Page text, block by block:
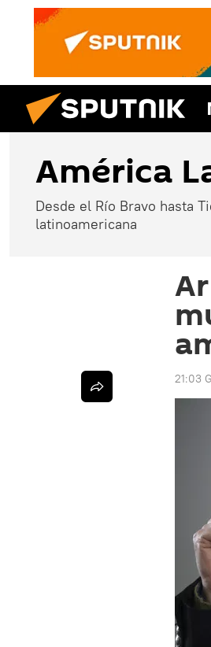
América
Desde el Río Bravo hasta
latinoamericana
21:03